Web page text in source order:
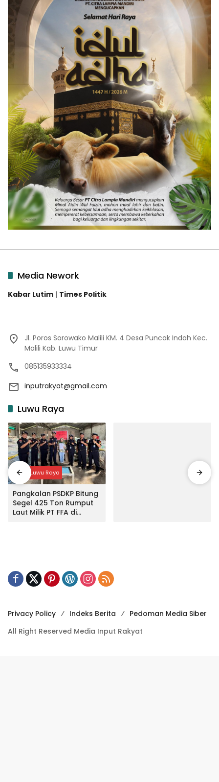
Media Nework
Kabar Lutim | Times Politik
Jl. Poros Sorowako Malili KM. 4 Desa Puncak Indah Kec.
Malili Kab. Luwu Timur
085135933334
inputrakyat@gmail.com
Luwu Raya
Input Luwu Raya
Pangkalan PSDKP Bitung
Segel 425 Ton Rumput
Laut Milik PT FFA di
Privacy Policy Indeks Berita
Pedoman Media Siber
All Right Reserved Media Input Rakyat